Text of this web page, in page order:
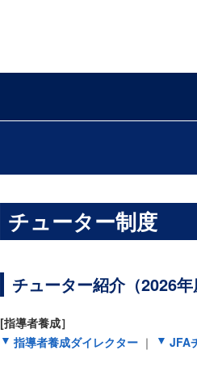
チューター制度
チューター紹介（2026年
[指導者養成］
指導者養成ダイレクター｜ JFA